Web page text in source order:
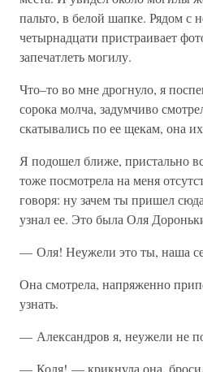
пальто, в белой шапке. Рядом с
четырнадцати пристраивает
запечатлеть могилу.
Что–то во мне дрогнуло, я
сорока молча, задумчиво
скатывались по ее щекам, она
Я подошел ближе, пристально
тоже посмотрела на меня
говоря: ну зачем ты пришел
узнал ее. Это была Оля
— Оля! Неужели это ты, наша
Она смотрела, напряженно
узнать.
— Александров я, неужели не
— Коля! — крикнула она,